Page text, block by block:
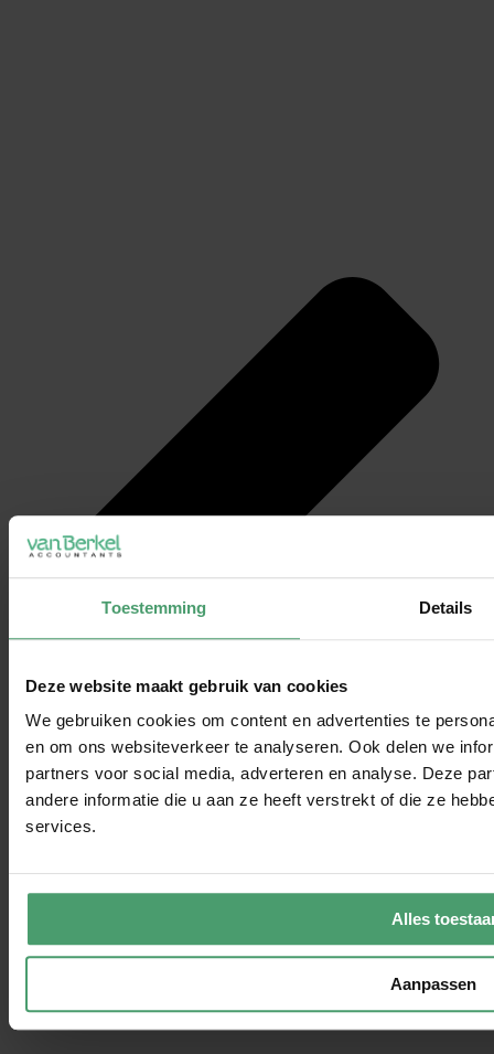
Toestemming Details
Deze website maakt gebruik van cookies
We gebruiken cookies om content en advertenties te
en om ons websiteverkeer te analyseren. Ook delen we
partners voor social media, adverteren en analyse. Deze
andere informatie die u aan ze heeft verstrekt of die ze
services.
Alles
Aanpassen